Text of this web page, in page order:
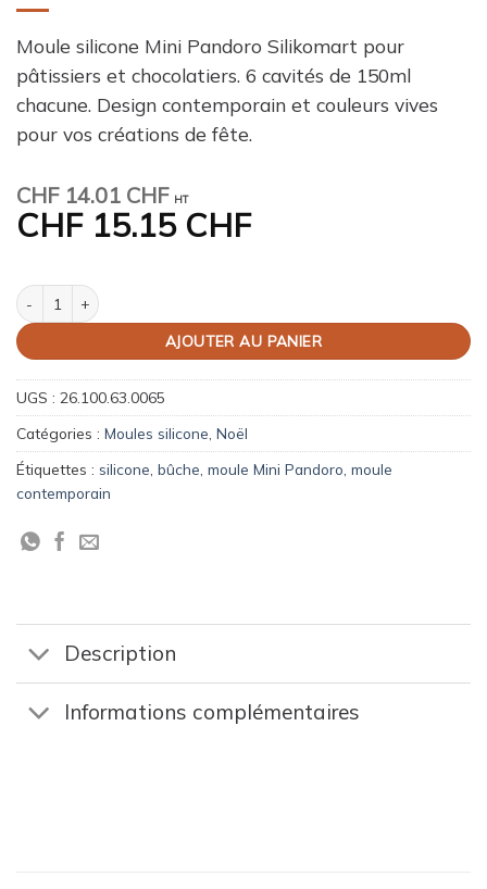
Moule silicone Mini Pandoro Silikomart pour
pâtissiers et chocolatiers. 6 cavités de 150ml
chacune. Design contemporain et couleurs vives
pour vos créations de fête.
CHF14.01 CHF HT
CHF15.15 CHF
quantité de Moule silicone Mini Pandoro
AJOUTER AU PANIER
UGS : 26.100.63.0065
Catégories : Moules silicone Noël
Étiquettes : silicone bûche moule Mini Pandoro moule
contemporain
Description
Informations complémentaires